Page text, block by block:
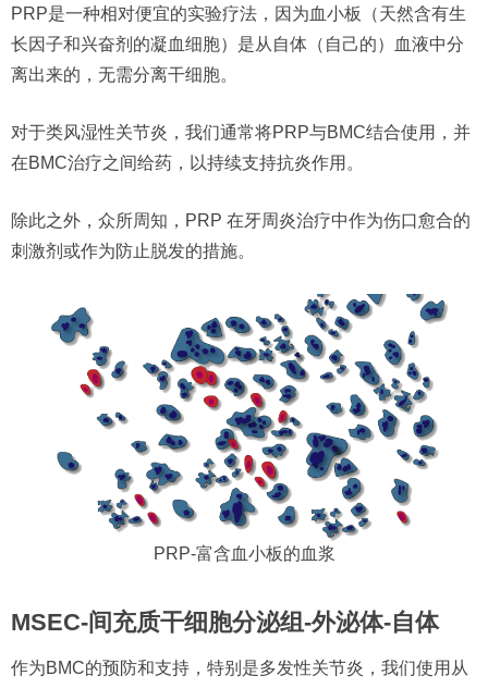
PRP是一种相对便宜的实验疗法，因为血小板（天然含有生
长因子和兴奋剂的凝血细胞）是从自体（自己的）血液中分
离出来的，无需分离干细胞。
对于类风湿性关节炎，我们通常将PRP与BMC结合使用，并
在BMC治疗之间给药，以持续支持抗炎作用。
除此之外，众所周知，PRP 在牙周炎治疗中作为伤口愈合的
刺激剂或作为防止脱发的措施。
PRP-富含血小板的血浆
MSEC-间充质干细胞分泌组-外泌体-自体
作为BMC的预防和支持，特别是多发性关节炎，我们使用从